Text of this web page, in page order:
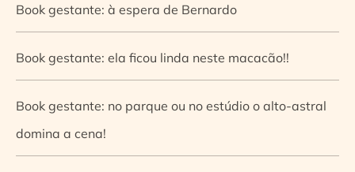
Book gestante: à espera de Bernardo
Book gestante: ela ficou linda neste macacão!!
Book gestante: no parque ou no estúdio o alto-astral
domina a cena!